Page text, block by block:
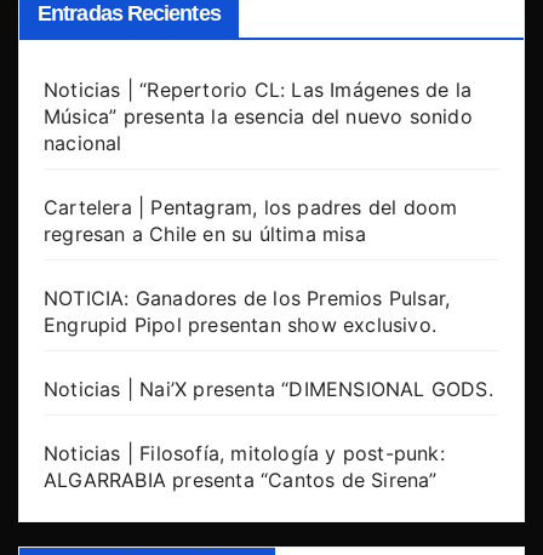
Entradas Recientes
Noticias | “Repertorio CL: Las Imágenes de la
Música” presenta la esencia del nuevo sonido
nacional
Cartelera | Pentagram, los padres del doom
regresan a Chile en su última misa
NOTICIA: Ganadores de los Premios Pulsar,
Engrupid Pipol presentan show exclusivo.
Noticias | Nai’X presenta “DIMENSIONAL GODS.
Noticias | Filosofía, mitología y post-punk:
ALGARRABIA presenta “Cantos de Sirena”